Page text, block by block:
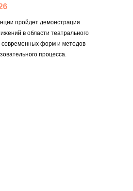
пройдет демонстрация
в области театрального
современных форм и методов
процесса.